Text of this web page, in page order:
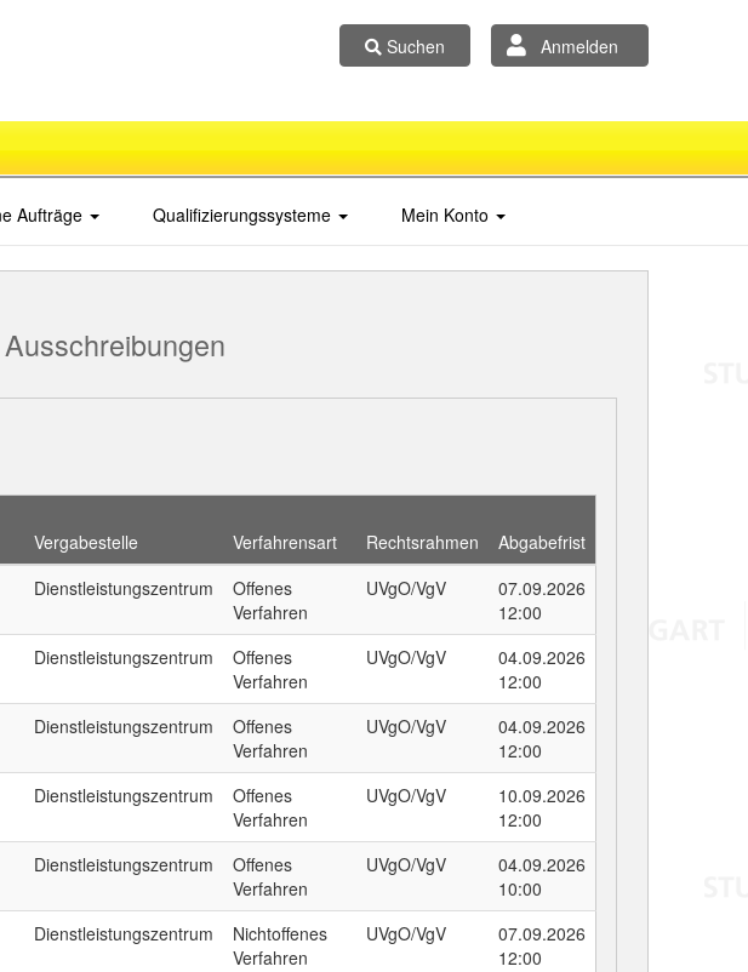
Suchen Anmelden
Aufträge Qualifizierungssysteme Mein Konto
Vergabestelle Verfahrensart Rechtsrahmen
Abgabefrist
Dienstleistungszentrum
Offenes
Verfahren
UVgO/VgV
07.09.2026
12:00
Dienstleistungszentrum
Offenes
Verfahren
UVgO/VgV
04.09.2026
12:00
Dienstleistungszentrum
Offenes
Verfahren
UVgO/VgV
04.09.2026
12:00
Dienstleistungszentrum
Offenes
Verfahren
UVgO/VgV
10.09.2026
12:00
Dienstleistungszentrum
Offenes
Verfahren
UVgO/VgV
04.09.2026
10:00
Dienstleistungszentrum
Nichtoffenes
Verfahren
UVgO/VgV
07.09.2026
12:00